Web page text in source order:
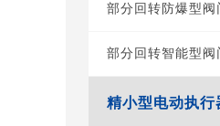
部分回转防爆型阀
部分回转智能型阀
精小型电动执行